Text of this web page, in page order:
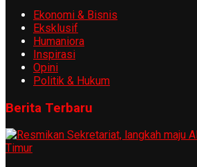
Ekonomi & Bisnis
Eksklusif
Humaniora
Inspirasi
Opini
Politik & Hukum
Berita Terbaru